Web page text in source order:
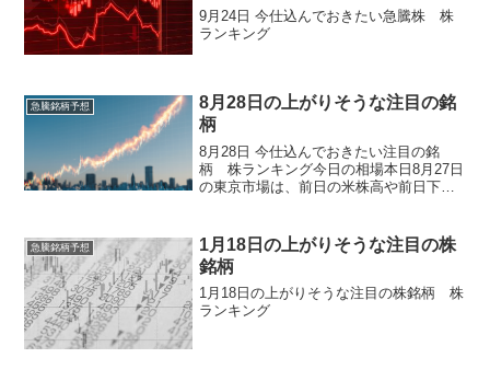
9月24日 今仕込んでおきたい急騰株 株
ランキング
急騰銘柄予想
8月28日の上がりそうな注目の銘
柄
8月28日 今仕込んでおきたい注目の銘
柄 株ランキング今日の相場本日8月27日
の東京市場は、前日の米株高や前日下落
が、序盤はマイナス圏に転落する場面も
あり、不安定な値...
急騰銘柄予想
1月18日の上がりそうな注目の株
銘柄
1月18日の上がりそうな注目の株銘柄 株
ランキング